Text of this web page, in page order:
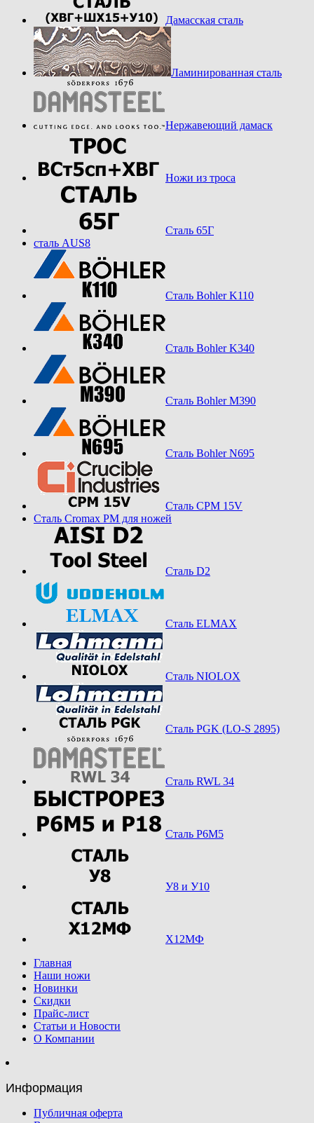
Дамасская сталь
Ламинированная сталь
Нержавеющий дамаск
Ножи из троса
Сталь 65Г
сталь AUS8
Сталь Bohler K110
Сталь Bohler K340
Сталь Bohler M390
Сталь Bohler N695
Сталь CPM 15V
Сталь Cromax PM для ножей
Сталь D2
Сталь ELMAX
Сталь NIOLOX
Сталь PGK (LO-S 2895)
Сталь RWL 34
Сталь Р6М5
У8 и У10
Х12МФ
Главная
Наши ножи
Новинки
Скидки
Прайс-лист
Статьи и Новости
О Компании
Информация
Публичная оферта